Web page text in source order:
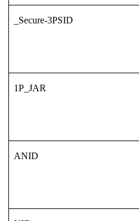
_Secure-3PSID
1P_JAR
ANID